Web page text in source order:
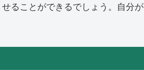
ることができるでしょう。自分が